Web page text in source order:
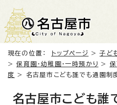
現在の位置： トップページ >子ど
>保育園・幼稚園・一時預かり >
度
> 名古屋市こども誰でも通園制
名古屋市こども誰